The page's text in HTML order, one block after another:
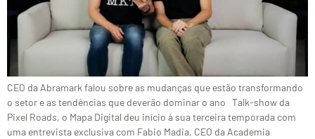
CEO da Abramark falou sobre as mudanças que estão transformando
o setor e as tendências que deverão dominar o ano Talk-show da
Pixel Roads, o Mapa Digital deu início à sua terceira temporada com
uma entrevista exclusiva com Fabio Madia, CEO da Academia